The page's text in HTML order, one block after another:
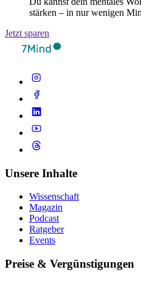
stärken – in nur wenigen
Jetzt sparen
Unsere Inhalte
Wissenschaft
Magazin
Podcast
Ratgeber
Events
Preise & Vergünstigungen